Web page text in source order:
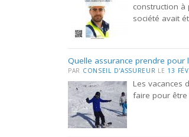
construction
société avait
Quelle assurance prendre pour
PAR CONSEIL D'ASSUREUR LE 13
Les vacances
faire pour être